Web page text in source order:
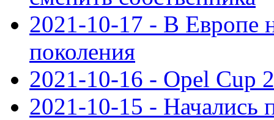
2021-10-17 - В Европе
поколения
2021-10-16 - Opel Cup
2021-10-15 - Начались